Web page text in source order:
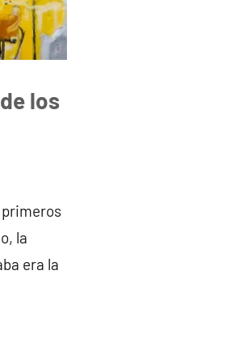
los
primeros
la
era la